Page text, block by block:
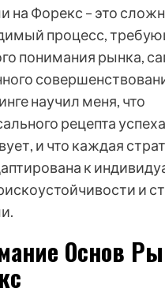
на Форекс – это
процесс,
понимания рынка,
научил меня, что
рецепта
и что каждая
к
и
Основ